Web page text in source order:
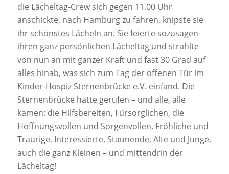
die Lächeltag-Crew sich gegen 11.00 Uhr
anschickte, nach Hamburg zu fahren, knipste sie
ihr schönstes Lächeln an. Sie feierte sozusagen
ihren ganz persönlichen Lächeltag und strahlte
von nun an mit ganzer Kraft und fast 30 Grad auf
alles hinab, was sich zum Tag der offenen Tür im
Kinder-Hospiz Sternenbrücke e.V. einfand. Die
Sternenbrücke hatte gerufen – und alle, alle
kamen: die Hilfsbereiten, Fürsorglichen, die
Hoffnungsvollen und Sorgenvollen, Fröhliche und
Traurige, Interessierte, Staunende, Alte und Junge,
auch die ganz Kleinen – und mittendrin der
Lächeltag!